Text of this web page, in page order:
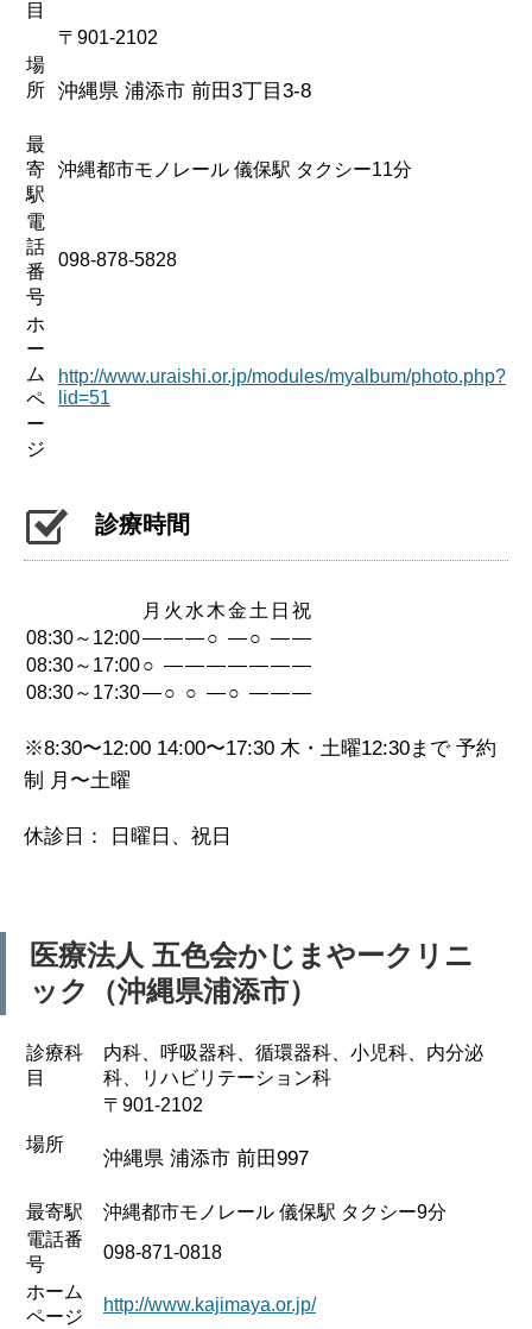
目
場
所
〒901-2102
沖縄県 浦添市 前田3丁目3-8
最
寄
駅
沖縄都市モノレール 儀保駅 タクシー11分
電
話
番
号
098-878-5828
ホ
ー
ム
ペ
ー
ジ
http://www.uraishi.or.jp/modules/myalbum/photo.php?
lid=51
診療時間
月 火 水 木金 土 日 祝
08:30～12:00———○ —○ ——
08:30～17:00○ ———————
08:30～17:30—○ ○ —○ ———
※8:30〜12:00 14:00〜17:30 木・土曜12:30まで 予約
制 月〜土曜
休診日： 日曜日、祝日
医療法人 五色会かじまやークリニ
ック（沖縄県浦添市）
診療科
目
内科、呼吸器科、循環器科、小児科、内分泌
科、リハビリテーション科
場所
〒901-2102
沖縄県 浦添市 前田997
最寄駅
沖縄都市モノレール 儀保駅 タクシー9分
電話番
号
098-871-0818
ホーム
ページ
http://www.kajimaya.or.jp/